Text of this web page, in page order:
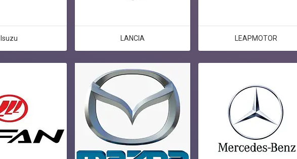
Isuzu LANCIA LEAPMOTOR